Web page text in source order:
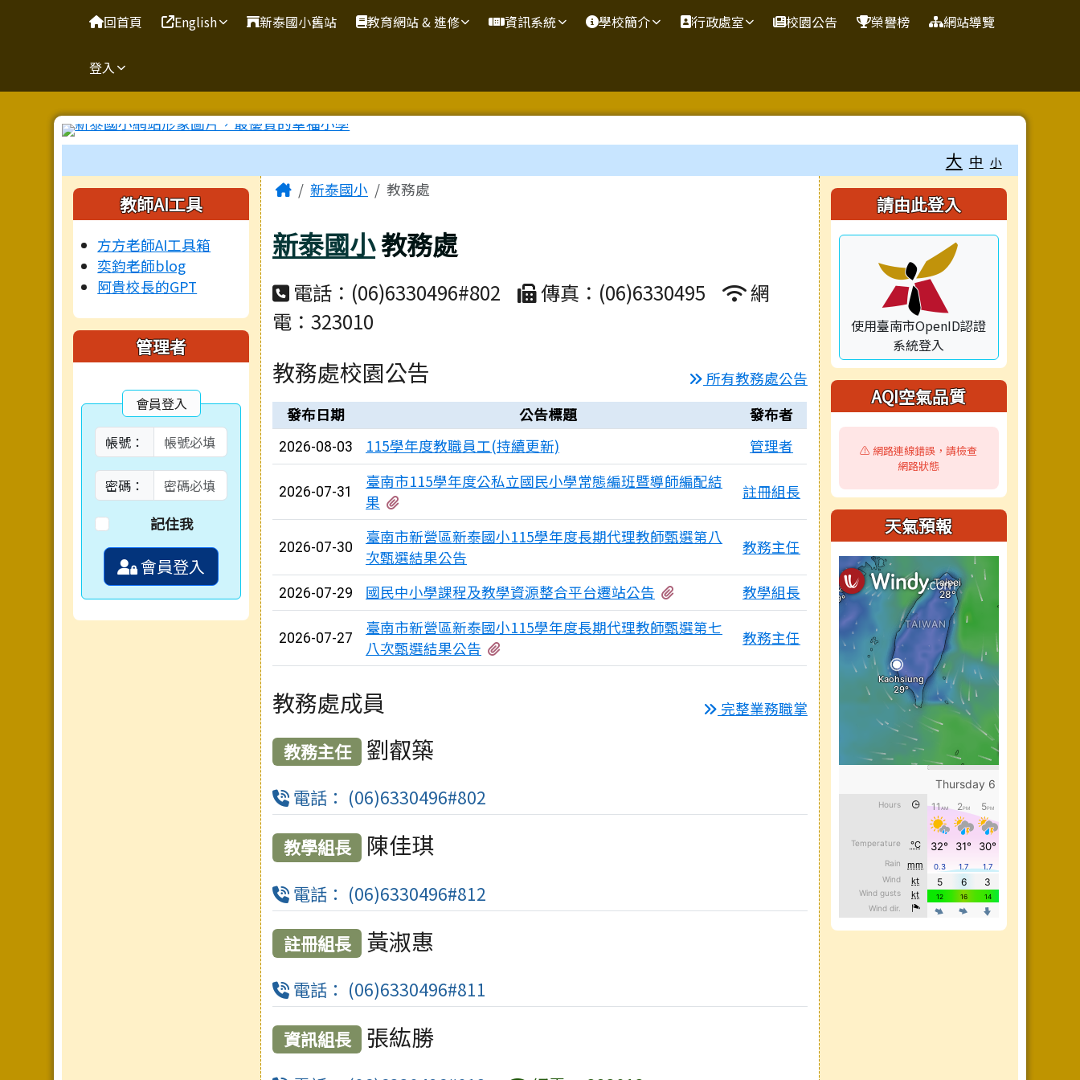
臺南市新泰國小網站
回首頁 English 新泰國小舊站 教育網站 & 進修 資訊系統 學校簡介 行政處室 校園公告 榮譽榜 網站導覽
登入
大 中 小
左邊區域內容
教師AI工具
方方老師AI工具箱
奕鈞老師blog
阿貴校長的GPT
管理者
會員登入
帳號：
密碼：
記住我
會員登入
主內容區域
Home新泰國小 教務處
新泰國小教務處
電話：(06)6330496#802 傳真：(06)6330495
網
電：323010
教務處校園公告
所有教務處公告
新聞列表
發布日期 公告標題 發布者
2026-08-03 115學年度教職員工(持續更新) 管理者
2026-07-31
臺南市115學年度公私立國民小學常態編班暨導師編配結
果
註冊組長
2026-07-30
臺南市新營區新泰國小115學年度長期代理教師甄選第八
次甄選結果公告
教務主任
2026-07-29 國民中小學課程及教學資源整合平台遷站公告 教學組長
2026-07-27
臺南市新營區新泰國小115學年度長期代理教師甄選第七
八次甄選結果公告
教務主任
教務處成員 完整業務職掌
教務主任 劉叡築
電話： (06)6330496#802
教學組長 陳佳琪
電話： (06)6330496#812
註冊組長 黃淑惠
電話： (06)6330496#811
資訊組長 張紘勝
右邊區域內容
請由此登入
使用臺南市OpenID認證
系統登入
AQI空氣品質
⚠️ 網路連線錯誤，請檢查
網路狀態
天氣預報
頁尾區域